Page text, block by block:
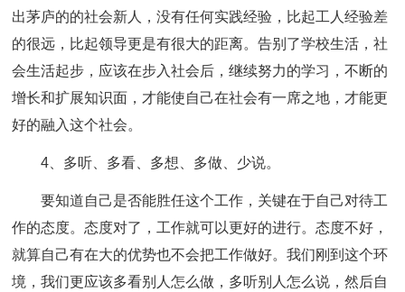
出茅庐的的社会新人，没有任何实践经验，比起工人经验差
的很远，比起领导更是有很大的距离。告别了学校生活，社
会生活起步，应该在步入社会后，继续努力的学习，不断的
增长和扩展知识面，才能使自己在社会有一席之地，才能更
好的融入这个社会。
4、多听、多看、多想、多做、少说。
要知道自己是否能胜任这个工作，关键在于自己对待工
作的态度。态度对了，工作就可以更好的进行。态度不好，
就算自己有在大的优势也不会把工作做好。我们刚到这个环
境，我们更应该多看别人怎么做，多听别人怎么说，然后自